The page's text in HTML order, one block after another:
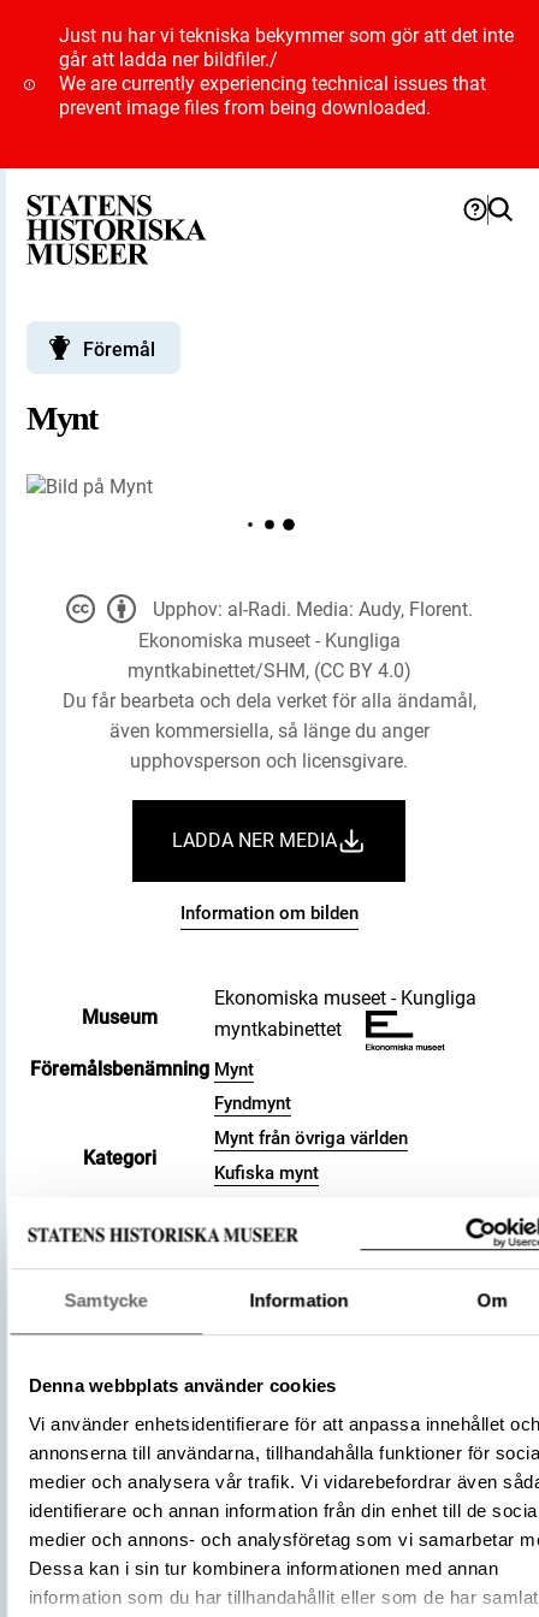
Samtycke Information Om
Denna webbplats använder cookies
Vi använder enhetsidentifierare för att anpassa innehållet och
annonserna till användarna, tillhandahålla funktioner för
medier och analysera vår trafik. Vi vidarebefordrar även
identifierare och annan information från din enhet till de
medier och annons- och analysföretag som vi samarbetar
Dessa kan i sin tur kombinera informationen med annan
information som du har tillhandahållit eller som de har
Just nu har vi tekniska bekymmer som gör att det inte
går att ladda ner bildfiler./
We are currently experiencing technical issues that
prevent image files from being downloaded.
Föremål
Mynt
Museum
Ekonomiska museet - Kungliga
myntkabinettet
Föremålsbenämning Mynt
Kategori
Fyndmynt
Mynt från övriga världen
Kufiska mynt
Valör
dirham
Storlek
Vikt 2.46 g
896 – 897
Tidsperiod
Vikingatid
Kalifatet
Abbasidiska kalifatet
Egypten
Tillverkare al-Radi(Myntherre)
Föremålsnummer
3001550
Förvärvsnummer
16200
Upphov: al-Radi. Media: Audy, Florent.
Ekonomiska museet - Kungliga
myntkabinettet/SHM, (CC BY 4.0)
Du får bearbeta och dela verket för alla ändamål,
även kommersiella, så länge du anger
upphovsperson och licensgivare.
LADDA NER MEDIA
Information om bilden